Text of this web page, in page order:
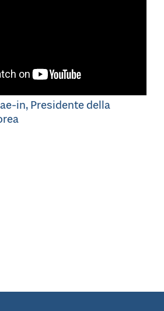
in, Presidente della